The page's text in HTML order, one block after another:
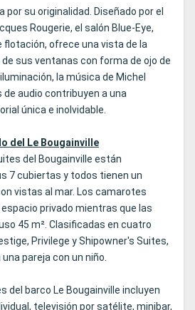
por su originalidad. Diseñado por el
Rougerie, el salón Blue-Eye,
flotación, ofrece una vista de la
sus ventanas con forma de ojo de
la música de Michel
de audio contribuyen a una
única e inolvidable.
del Le Bougainville
del Bougainville están
7 cubiertas y todos tienen un
vistas al mar. Los camarotes
privado mientras que las
45 m². Clasificadas en cuatro
Privilege y Shipowner's Suites,
pareja con un niño.
del barco Le Bougainville incluyen
televisión por satélite, minibar,